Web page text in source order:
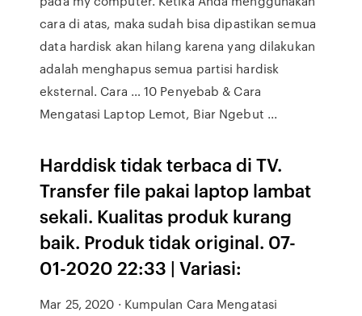
cara di atas, maka sudah bisa dipastikan semua
data hardisk akan hilang karena yang dilakukan
adalah menghapus semua partisi hardisk
eksternal. Cara … 10 Penyebab & Cara
Mengatasi Laptop Lemot, Biar Ngebut ...
Harddisk tidak terbaca di TV.
Transfer file pakai laptop lambat
sekali. Kualitas produk kurang
baik. Produk tidak original. 07-
01-2020 22:33 | Variasi:
Mar 25, 2020 · Kumpulan Cara Mengatasi